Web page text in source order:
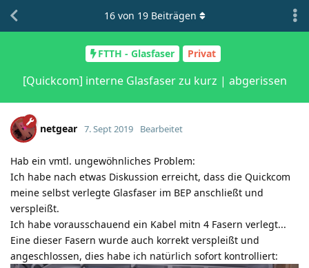
FTTH - Glasfaser Privat
[Quickcom] interne Glasfaser zu kurz | abgerissen
16von 19Beiträgen
netgear 7. Sept 2019 Bearbeitet
Hab ein vmtl. ungewöhnliches Problem:
Ich habe nach etwas Diskussion erreicht, dass die Quickcom
meine selbst verlegte Glasfaser im BEP anschließt und
verspleißt.
Ich habe vorausschauend ein Kabel mitn 4 Fasern verlegt...
Eine dieser Fasern wurde auch korrekt verspleißt und
angeschlossen, dies habe ich natürlich sofort kontrolliert: